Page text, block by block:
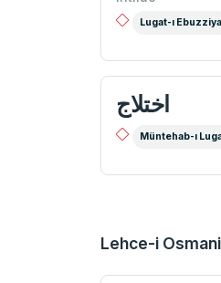
Lugat-ı Ebuzziya
اختلاج
Müntehab-ı
Lehce-i